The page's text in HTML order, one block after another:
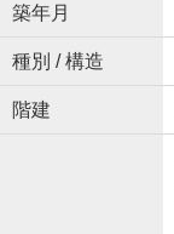
築年月
種別 / 構造
階建